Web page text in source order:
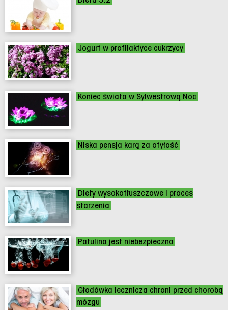
Jogurt w profilaktyce cukrzycy
Koniec świata w Sylwestrową Noc
Niska pensja karą za otyłość
Diety wysokotłuszczowe i proces
starzenia
Patulina jest niebezpieczna
Głodówka lecznicza chroni przed chorobą
mózgu